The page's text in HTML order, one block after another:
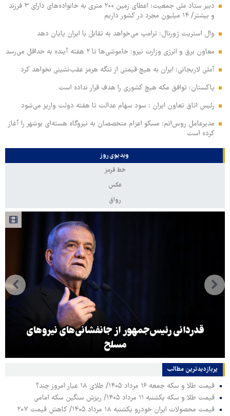
دبیر ستاد ملی جمعیت: اعطای زمین ۲۰۰ متری به خانواده‌های دارای ۳ فرزند
و بیشتر/ ۱۴ میلیون مجرد در کشور داریم
وال‌ استریت ژورنال: ترامپ می‌خواهد به تقابل با ایران پایان دهد
معاون برق و انرژی وزارت نیرو: خاموشی‌ها تا ۲ هفته آینده به حداقل می‌رسد
آملی‌ لاریجانی: ایران به هیچ قیمتی از تنگه هرمز عقب‌نشینی نخواهد کرد
پاکستان: توافق مکه هیچ کشوری را هدف قرار نداده است
رئیس اتاق تعاون ایران : سود سهام عدالت تا هفته دولت واریز می‌شود
مدیرعامل روس‌اتم: مسکو اعزام متخصصان به نیروگاه هسته‌ای بوشهر را آغاز
کرده‌ است
ویدیوی روز
خط قرمز
عکس
رواق
قدردانی رئیس‌جمهور از جانفشانی‌های نیروهای
مسلح
پربازدیدترین‌ مطالب
قیمت طلا و سکه جمعه ۱۶ مرداد ۱۴۰۵/ طلای ۱۸ عیار امروز چند؟
قیمت طلا و سکه یکشنبه ۱۱ مرداد ۱۴۰۵/ ریزش سنگین سکه امامی
قیمت محصولات ایران خودرو یکشنبه ۱۸ مرداد ۱۴۰۵/ کاهش قیمت ۲۰۷